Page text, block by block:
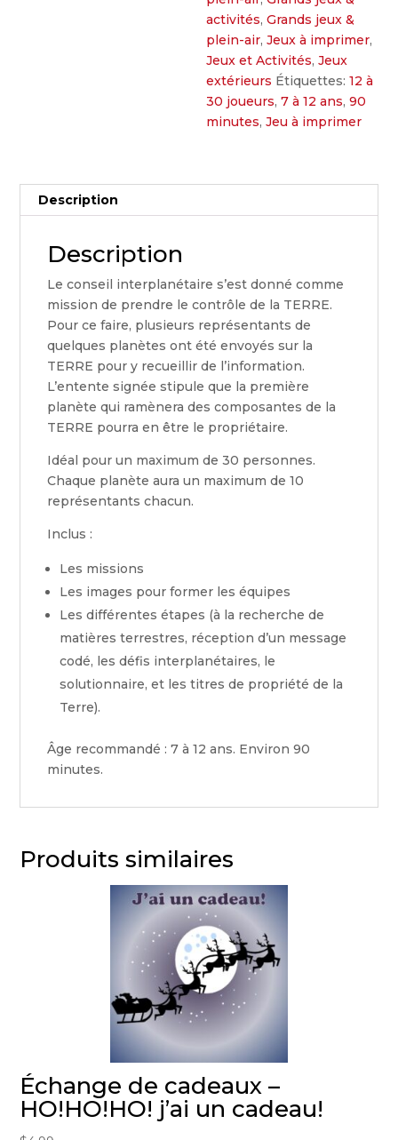
activités,Grands jeux &
plein-air,Jeux à imprimer,
Jeux et Activités,Jeux
extérieurs Étiquettes:12 à
30 joueurs,7 à 12 ans,90
minutes,Jeu à imprimer
Description
Description
Le conseil interplanétaire s’est donné comme
mission de prendre le contrôle de la TERRE.
Pour ce faire, plusieurs représentants de
quelques planètes ont été envoyés sur la
TERRE pour y recueillir de l’information.
L’entente signée stipule que la première
planète qui ramènera des composantes de la
TERRE pourra en être le propriétaire.
Idéal pour un maximum de 30 personnes.
Chaque planète aura un maximum de 10
représentants chacun.
Inclus :
Les missions
Les images pour former les équipes
Les différentes étapes (à la recherche de
matières terrestres, réception d’un message
codé, les défis interplanétaires, le
solutionnaire, et les titres de propriété de la
Terre).
Âge recommandé : 7 à 12 ans. Environ 90
minutes.
Produits similaires
Échange de cadeaux –
HO!HO!HO! j’ai un cadeau!